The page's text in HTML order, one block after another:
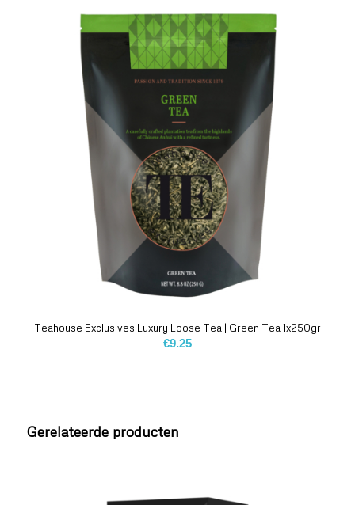
Teahouse Exclusives Luxury Loose Tea | Green Tea 1x250gr
€9.25
Gerelateerde producten